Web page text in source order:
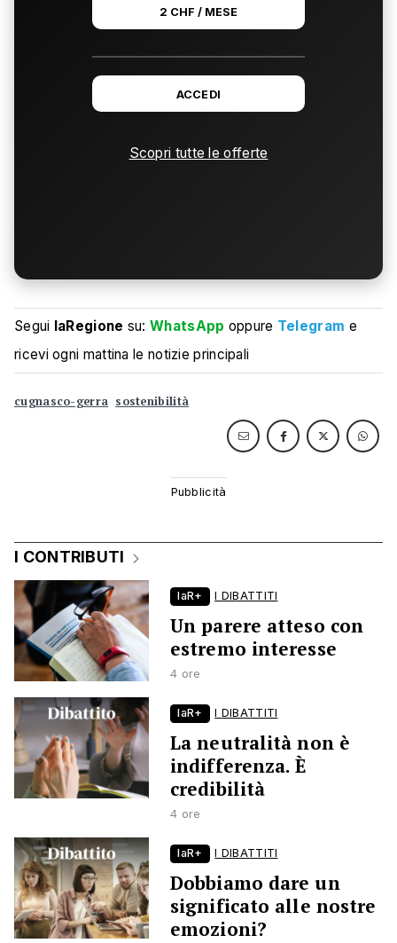
2 CHF / MESE
ACCEDI
Scopri tutte le offerte
Segui laRegione su:WhatsApp oppure Telegram e
ricevi ogni mattina le notizie principali
cugnasco-gerra sostenibilità
I CONTRIBUTI
laR+ I DIBATTITI
Un parere atteso con
estremo interesse
4 ore
laR+ I DIBATTITI
La neutralità non è
indifferenza. È
credibilità
4 ore
laR+ I DIBATTITI
Dobbiamo dare un
significato alle nostre
emozioni?